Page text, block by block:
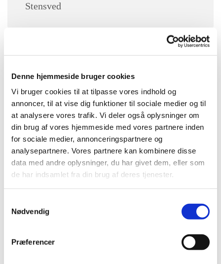
Denne hjemmeside bruger cookies
Vi bruger cookies til at tilpasse vores indhold og
annoncer, til at vise dig funktioner til sociale medier og til
at analysere vores trafik. Vi deler også oplysninger om
din brug af vores hjemmeside med vores partnere inden
for sociale medier, annonceringspartnere og
analysepartnere. Vores partnere kan kombinere disse
data med andre oplysninger, du har givet dem, eller som
de har indsamlet fra din brug af deres tjenester.
Nødvendig
Præferencer
Stensved
Kom og syng med sangglade mennesker i Stensby kirke fra
For mere information kontakt Frank Løvendahl 25 13 48 52